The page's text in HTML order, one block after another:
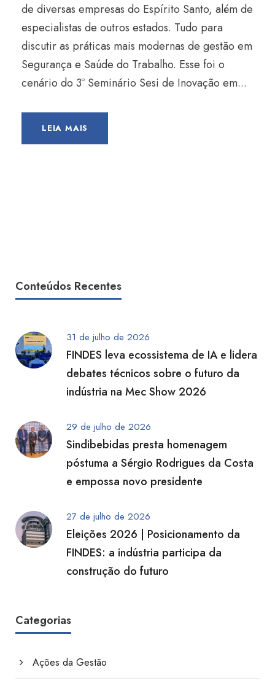
de diversas empresas do Espírito Santo, além de
especialistas de outros estados. Tudo para
discutir as práticas mais modernas de gestão em
Segurança e Saúde do Trabalho. Esse foi o
cenário do 3º Seminário Sesi de Inovação em...
LEIA MAIS
Conteúdos Recentes
31 de julho de 2026
FINDES leva ecossistema de IA e lidera
debates técnicos sobre o futuro da
indústria na Mec Show 2026
29 de julho de 2026
Sindibebidas presta homenagem
póstuma a Sérgio Rodrigues da Costa
e empossa novo presidente
27 de julho de 2026
Eleições 2026 | Posicionamento da
FINDES: a indústria participa da
construção do futuro
Categorias
Ações da Gestão